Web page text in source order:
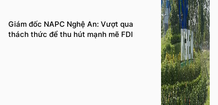
Giám đốc NAPC Nghệ An: Vượt qua
thách thức để thu hút mạnh mẽ FDI